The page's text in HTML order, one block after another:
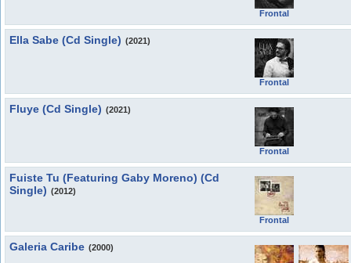
Frontal
Ella Sabe (Cd Single) (2021)
Frontal
Fluye (Cd Single) (2021)
Frontal
Fuiste Tu (Featuring Gaby Moreno) (Cd
Single) (2012)
Frontal
Galeria Caribe (2000)